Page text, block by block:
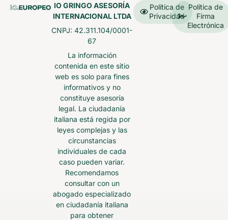
IO GRINGO ASESORÍA
INTERNACIONAL LTDA
CNPJ: 42.311.104/0001-
67
La información
contenida en este sitio
web es solo para fines
informativos y no
constituye asesoría
legal. La ciudadanía
italiana está regida por
leyes complejas y las
circunstancias
individuales de cada
caso pueden variar.
Recomendamos
consultar con un
abogado especializado
en ciudadanía italiana
para obtener
Política de
Privacidad
Política de
Firma
Electrónica